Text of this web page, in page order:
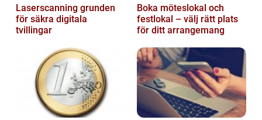
Laserscanning grunden
för säkra digitala
tvillingar
Boka möteslokal och
festlokal – välj rätt plats
för ditt arrangemang